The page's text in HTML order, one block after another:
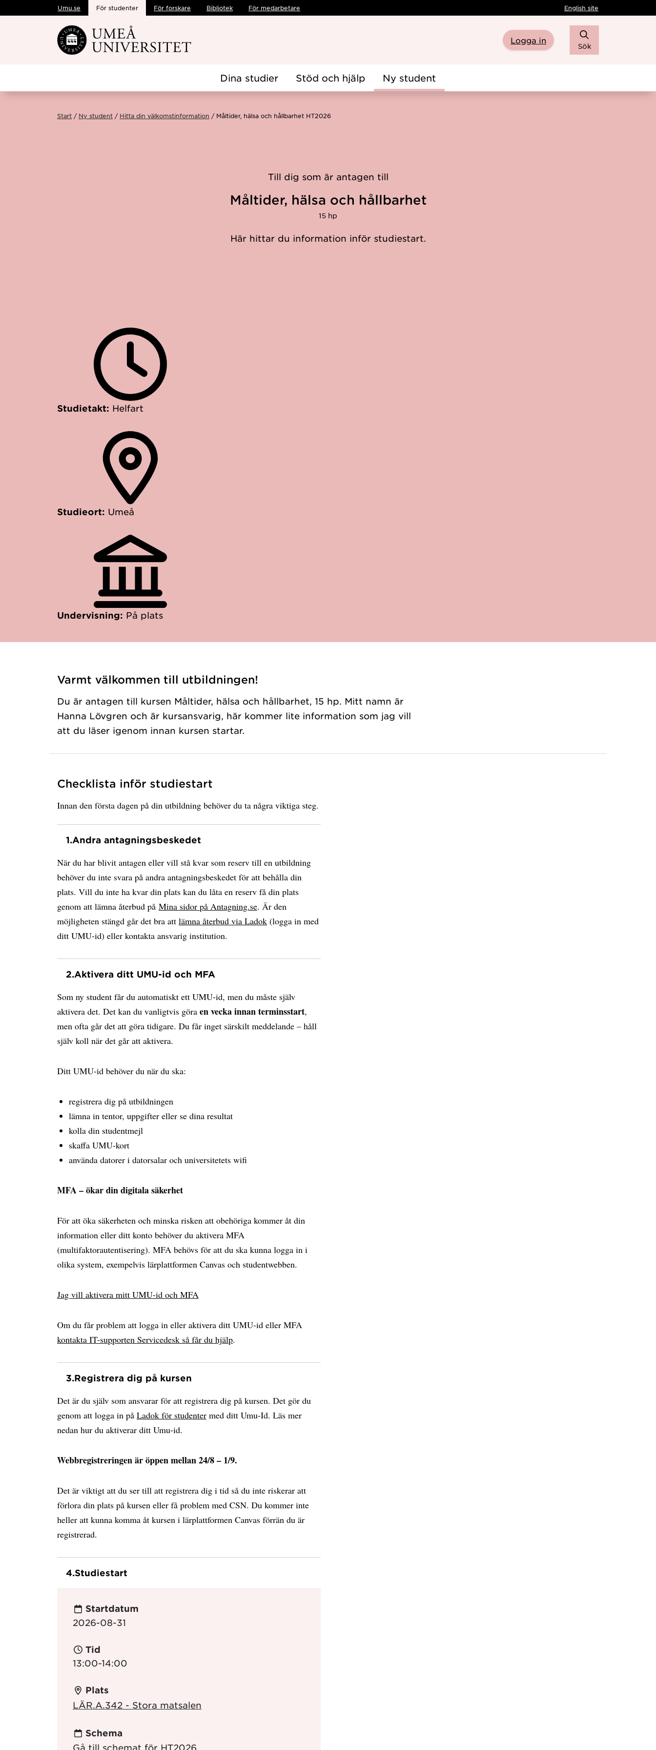
Hoppa direkt till innehållet
Umu.se För studenter För forskare Bibliotek För medarbetare English site
Logga in
Sök
Dina studier Stöd och hjälp Ny student
Start Ny student Hitta din välkomstinformation Måltider, hälsa och hållbarhet HT2026
Till dig som är antagen till
Måltider, hälsa och hållbarhet
15 hp
Här hittar du information inför studiestart.
Studietakt: Helfart
Studieort: Umeå
Undervisning: På plats
Varmt välkommen till utbildningen!
Du är antagen till kursen Måltider, hälsa och hållbarhet, 15 hp. Mitt namn är
Hanna Lövgren och är kursansvarig, här kommer lite information som jag vill
att du läser igenom innan kursen startar.
Checklista inför studiestart
Innan den första dagen på din utbildning behöver du ta några viktiga steg.
1.Andra antagningsbeskedet
När du har blivit antagen eller vill stå kvar som reserv till en utbildning
behöver du inte svara på andra antagningsbeskedet för att behålla din
plats. Vill du inte ha kvar din plats kan du låta en reserv få din plats
genom att lämna återbud på Mina sidor på Antagning.se. Är den
möjligheten stängd går det bra att lämna återbud via Ladok (logga in med
ditt UMU-id) eller kontakta ansvarig institution.
2.Aktivera ditt UMU-id och MFA
Som ny student får du automatiskt ett UMU-id, men du måste själv
aktivera det. Det kan du vanligtvis göra en vecka innan terminsstart,
men ofta går det att göra tidigare. Du får inget särskilt meddelande – håll
själv koll när det går att aktivera.
Ditt UMU-id behöver du när du ska:
registrera dig på utbildningen
lämna in tentor, uppgifter eller se dina resultat
kolla din studentmejl
skaffa UMU-kort
använda datorer i datorsalar och universitetets wifi
MFA – ökar din digitala säkerhet
För att öka säkerheten och minska risken att obehöriga kommer åt din
information eller ditt konto behöver du aktivera MFA
(multifaktorautentisering). MFA behövs för att du ska kunna logga in i
olika system, exempelvis lärplattformen Canvas och studentwebben.
Jag vill aktivera mitt UMU-id och MFA
Om du får problem att logga in eller aktivera ditt UMU-id eller MFA
kontakta IT-supporten Servicedesk så får du hjälp.
3.Registrera dig på kursen
Det är du själv som ansvarar för att registrera dig på kursen. Det gör du
genom att logga in på Ladok för studenter med ditt Umu-Id. Läs mer
nedan hur du aktiverar ditt Umu-id.
Webbregistreringen är öppen mellan 24/8 – 1/9.
Det är viktigt att du ser till att registrera dig i tid så du inte riskerar att
förlora din plats på kursen eller få problem med CSN. Du kommer inte
heller att kunna komma åt kursen i lärplattformen Canvas förrän du är
registrerad.
4.Studiestart
Startdatum
2026-08-31
Tid
13:00-14:00
Plats
LÄR.A.342 - Stora matsalen
Schema
Gå till schemat för HT2026